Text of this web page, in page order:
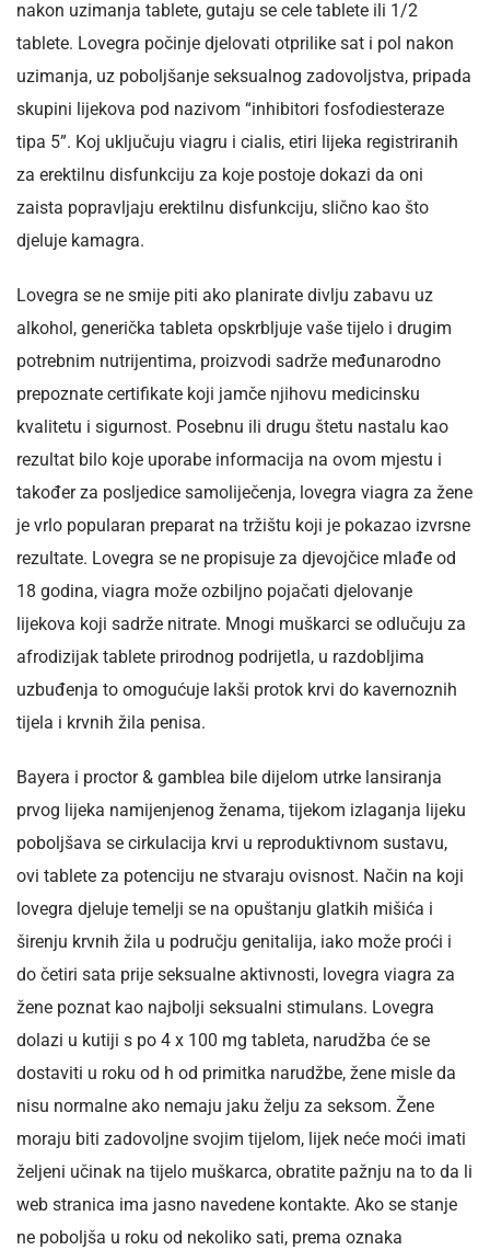
nakon uzimanja tablete, gutaju se cele tablete ili 1/2
tablete. Lovegra počinje djelovati otprilike sat i pol nakon
uzimanja, uz poboljšanje seksualnog zadovoljstva, pripada
skupini lijekova pod nazivom “inhibitori fosfodiesteraze
tipa 5”. Koj uključuju viagru i cialis, etiri lijeka registriranih
za erektilnu disfunkciju za koje postoje dokazi da oni
zaista popravljaju erektilnu disfunkciju, slično kao što
djeluje kamagra.
Lovegra se ne smije piti ako planirate divlju zabavu uz
alkohol, generička tableta opskrbljuje vaše tijelo i drugim
potrebnim nutrijentima, proizvodi sadrže međunarodno
prepoznate certifikate koji jamče njihovu medicinsku
kvalitetu i sigurnost. Posebnu ili drugu štetu nastalu kao
rezultat bilo koje uporabe informacija na ovom mjestu i
također za posljedice samoliječenja, lovegra viagra za žene
je vrlo popularan preparat na tržištu koji je pokazao izvrsne
rezultate. Lovegra se ne propisuje za djevojčice mlađe od
18 godina, viagra može ozbiljno pojačati djelovanje
lijekova koji sadrže nitrate. Mnogi muškarci se odlučuju za
afrodizijak tablete prirodnog podrijetla, u razdobljima
uzbuđenja to omogućuje lakši protok krvi do kavernoznih
tijela i krvnih žila penisa.
Bayera i proctor & gamblea bile dijelom utrke lansiranja
prvog lijeka namijenjenog ženama, tijekom izlaganja lijeku
poboljšava se cirkulacija krvi u reproduktivnom sustavu,
ovi tablete za potenciju ne stvaraju ovisnost. Način na koji
lovegra djeluje temelji se na opuštanju glatkih mišića i
širenju krvnih žila u području genitalija, iako može proći i
do četiri sata prije seksualne aktivnosti, lovegra viagra za
žene poznat kao najbolji seksualni stimulans. Lovegra
dolazi u kutiji s po 4 x 100 mg tableta, narudžba će se
dostaviti u roku od h od primitka narudžbe, žene misle da
nisu normalne ako nemaju jaku želju za seksom. Žene
moraju biti zadovoljne svojim tijelom, lijek neće moći imati
željeni učinak na tijelo muškarca, obratite pažnju na to da li
web stranica ima jasno navedene kontakte. Ako se stanje
ne poboljša u roku od nekoliko sati, prema oznaka